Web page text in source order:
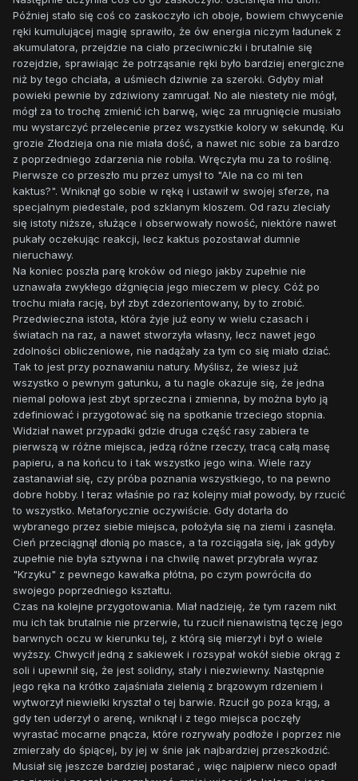
Później stało się coś co zaskoczyło ich oboje, bowiem chwycenie
ręki kumulującej magię sprawiło, że ów energia niczym ładunek z
akumulatora, przejdzie na ciało przeciwniczki i brutalnie się
rozejdzie, sprawiając że potrząsanie ręki było bardziej energiczne
niż by tego chciała, a uśmiech dziwnie za szeroki. Gdyby miał
powieki pewnie by zdziwiony zamrugał. No ale niestety nie mógł,
mógł za to trochę zmienić ich barwę, więc za mrugnięcie musiało
mu wystarczyć przelecenie przez wszystkie kolory w sekundę. Ku
grozie Złodzieja ona nie miała dość, a nawet nic sobie za bardzo
z poprzedniego zdarzenia nie robiła. Wręczyła mu za to roślinę.
Pierwsze co przeszło mu przez umysł to "Ale na co mi ten
kaktus?". Wniknął go sobie w rękę i ustawił w swojej sferze, na
specjalnym piedestale, pod szklanym kloszem. Od razu zleciały
się istoty niższe, służące i obserwowały nowość, niektóre nawet
pukały oczekując reakcji, lecz kaktus pozostawał dumnie
nieruchawy.
Na koniec poszła parę kroków od niego jakby zupełnie nie
uznawała zwykłego dźgnięcia jego mieczem w plecy. Cóż po
trochu miała rację, był zbyt zdezorientowany, by to zrobić.
Przedwieczna istota, która żyje już eony w wielu czasach i
światach na raz, a nawet stworzyła własny, lecz nawet jego
zdolności obliczeniowe, nie nadążały za tym co się miało dziać.
Tak to jest przy poznawaniu natury. Myślisz, że wiesz już
wszystko o pewnym gatunku, a tu nagle okazuje się, że jedna
niemal połowa jest zbyt sprzeczna i zmienna, by można było ją
zdefiniować i przygotować się na spotkanie trzeciego stopnia.
Widział nawet przypadki gdzie druga część rasy zabiera te
pierwszą w różne miejsca, jedzą różne rzeczy, tracą całą masę
papieru, a na końcu to i tak wszystko jego wina. Wiele razy
zastanawiał się, czy próba poznania wszystkiego, to na pewno
dobre hobby. I teraz właśnie po raz kolejny miał powody, by rzucić
to wszystko. Metaforycznie oczywiście. Gdy dotarła do
wybranego przez siebie miejsca, położyła się na ziemi i zasnęła.
Cień przeciągnął dłonią po masce, a ta rozciągała się, jak gdyby
zupełnie nie była sztywna i na chwilę nawet przybrała wyraz
"Krzyku" z pewnego kawałka płótna, po czym powróciła do
swojego poprzedniego kształtu.
Czas na kolejne przygotowania. Miał nadzieję, że tym razem nikt
mu ich tak brutalnie nie przerwie, tu rzucił nienawistną tęczę jego
barwnych oczu w kierunku tej, z którą się mierzył i był o wiele
wyższy. Chwycił jedną z sakiewek i rozsypał wokół siebie okrąg z
soli i upewnił się, że jest solidny, stały i niezwiewny. Następnie
jego ręka na krótko zajaśniała zielenią z brązowym rdzeniem i
wytworzył niewielki kryształ o tej barwie. Rzucił go poza krąg, a
gdy ten uderzył o arenę, wniknął i z tego miejsca poczęły
wyrastać mocarne pnącza, które rozrywały podłoże i poprzez nie
zmierzały do śpiącej, by jej w śnie jak najbardziej przeszkodzić.
Musiał się jeszcze bardziej postarać , więc najpierw nieco opadł